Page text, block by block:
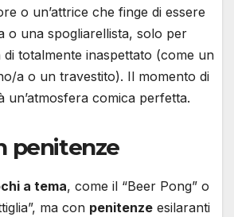
o un’attrice che finge di essere
o una spogliarellista, solo per
di totalmente inaspettato (come un
a o un travestito). Il momento di
un’atmosfera comica perfetta.
penitenze
a tema, come il “Beer Pong” o
ma con penitenze esilaranti